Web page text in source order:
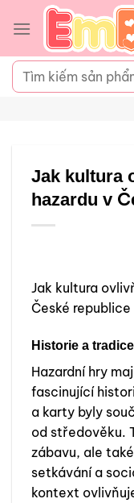
qua
dung
Tìm
kiếm:
Jak kultura
hazardu v
Jak kultura
České republice
Historie a
Hazardní hry
fascinující
a karty byly
od středověku.
zábavu, ale
setkávání a
kontext